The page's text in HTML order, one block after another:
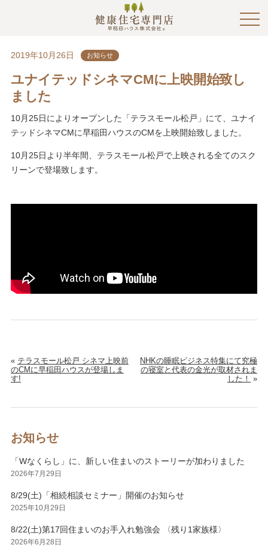
2019年10月26日 お知らせ
ユナイテッドシネマCMに上映開始致し
ました
10月25日によりオープンした「テラスモール松戸」にて、ユナイ
テッドシネマCMに早稲田ハウスのCMを上映開始致しました。
10月25日より半年間、テラスモール松戸で上映される全てのスク
リーンで登場致します。
« テラスモール松戸 シネマ上映前
のCMに早稲田ハウスが登場しま
す!
NHKの睡眠ビジネス特集にて究極
の寝室と代表の金光が取材されま
した！ »
お知らせ
「Wなくらし」に、新しい住まいのストーリーが加わりました
2026年7月29日
8/29(土)「相続相談セミナー」開催のお知らせ
2025年10月29日
8/22(土)第17回住まいのお手入れ勉強会 〈残り1家族様〉
2026年6月28日